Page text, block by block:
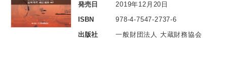
発売日
2019年12月20日
ISBN
978-4-7547-2737-6
出版社
一般財団法人 大蔵財務協会